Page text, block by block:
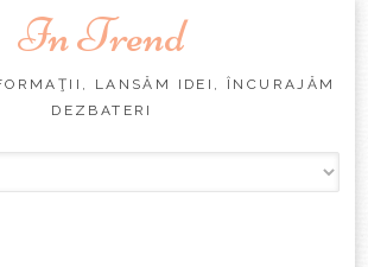
In Trend
LANSĂM IDEI, ÎNCURAJĂM
DEZBATERI
to